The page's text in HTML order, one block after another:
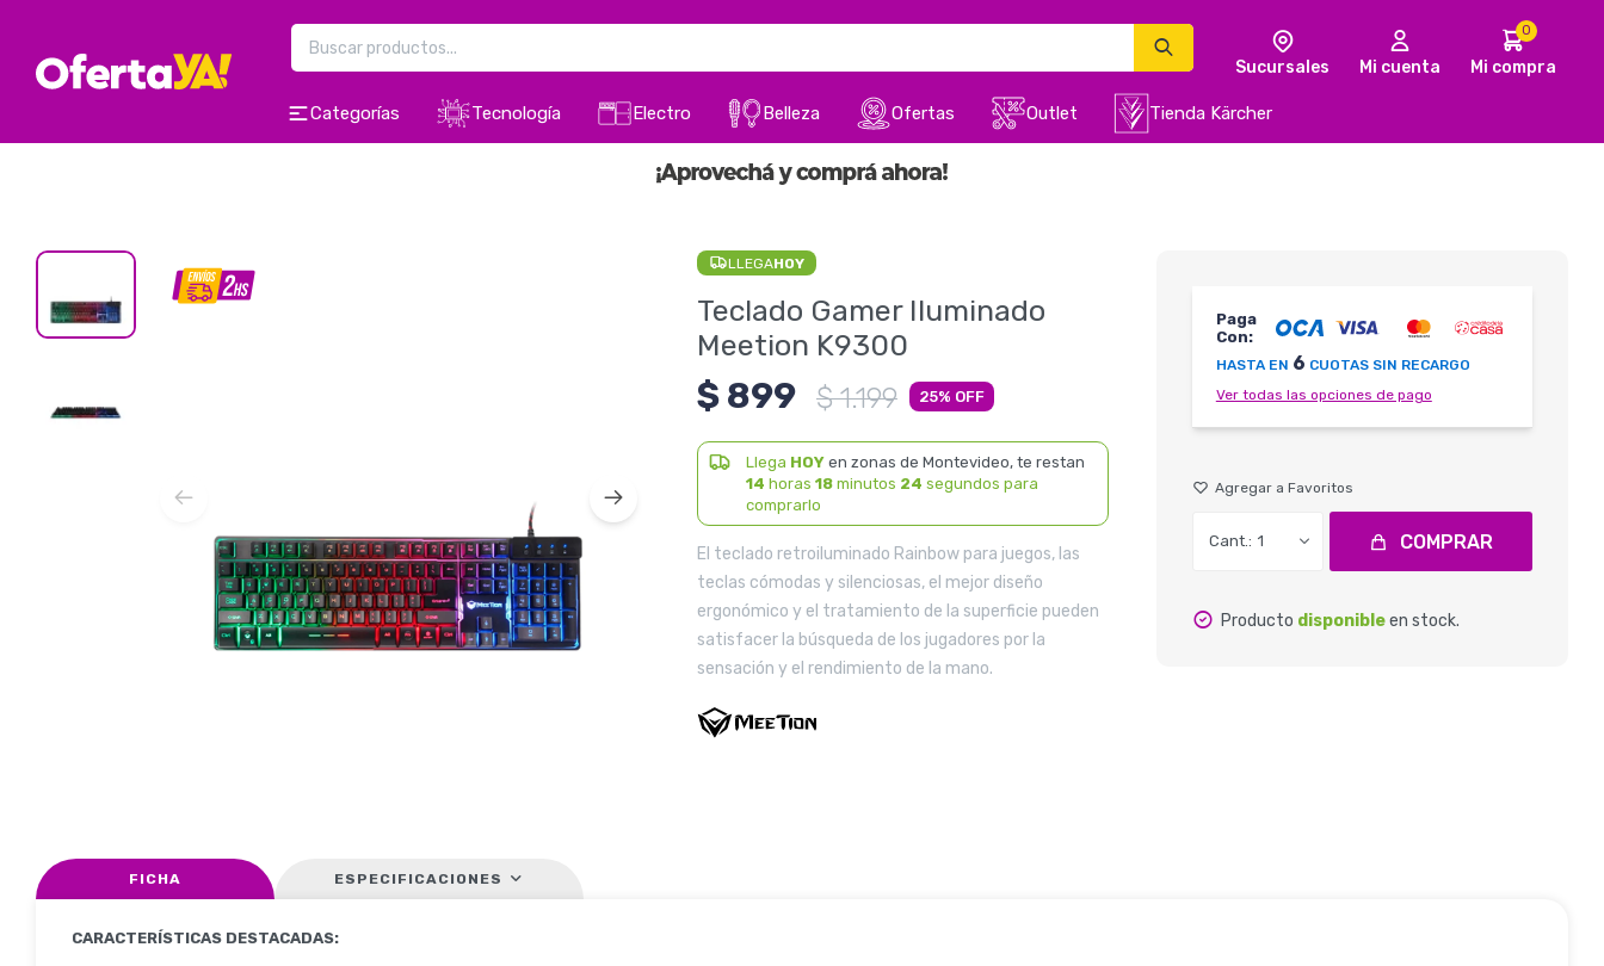
Categorías Tecnología Electro Belleza Ofertas Outlet Tienda Kärcher
0
LLEGAHOY
Teclado Gamer Iluminado
Meetion K9300
$ 899 $ 1.199 25
Llega HOYen zonas de Montevideo, te restan
14 horas 18minutos 24 segundos para
comprarlo
El teclado retroiluminado Rainbow para juegos, las
teclas cómodas y silenciosas, el mejor diseño
ergonómico y el tratamiento de la superficie pueden
satisfacer la búsqueda de los jugadores por la
sensación y el rendimiento de la mano.
Paga
Con:
HASTA EN 6 CUOTAS SIN RECARGO
Ver todas las opciones de pago
1 COMPRAR
Producto disponibleen stock.
FICHA ESPECIFICACIONES
CARACTERÍSTICAS DESTACADAS: